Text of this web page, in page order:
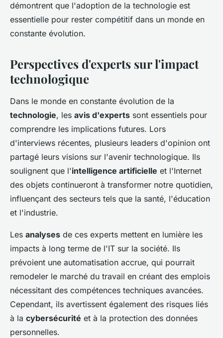
démontrent que l'adoption de la technologie est
essentielle pour rester compétitif dans un monde en
constante évolution.
Perspectives d'experts sur l'impact
technologique
Dans le monde en constante évolution de la
technologie, les avis d'experts sont essentiels pour
comprendre les implications futures. Lors
d'interviews récentes, plusieurs leaders d'opinion ont
partagé leurs visions sur l'avenir technologique. Ils
soulignent que l'intelligence artificielle et l'Internet
des objets continueront à transformer notre quotidien,
influençant des secteurs tels que la santé, l'éducation
et l'industrie.
Les analyses de ces experts mettent en lumière les
impacts à long terme de l'IT sur la société. Ils
prévoient une automatisation accrue, qui pourrait
remodeler le marché du travail en créant des emplois
nécessitant des compétences techniques avancées.
Cependant, ils avertissent également des risques liés
à la cybersécurité et à la protection des données
personnelles.